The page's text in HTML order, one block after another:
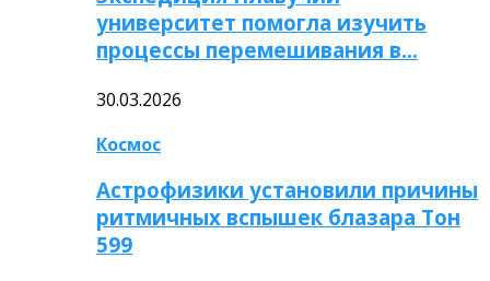
университет помогла изучить
процессы перемешивания в…
30.03.2026
Космос
Астрофизики установили причины
ритмичных вспышек блазара Тон
599